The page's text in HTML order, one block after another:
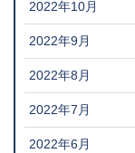
2022年10月
2022年9月
2022年8月
2022年7月
2022年6月